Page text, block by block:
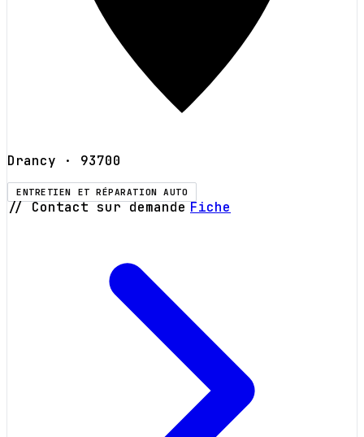
Drancy · 93700
ENTRETIEN ET RÉPARATION AUTO
// Contact sur demande Fiche